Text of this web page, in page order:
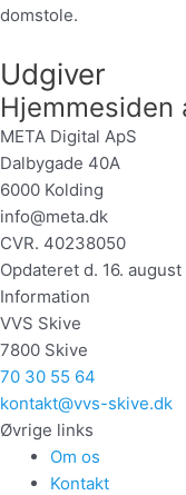
domstole.
Udgiver
META Digital ApS
Dalbygade 40A
6000 Kolding
info@meta.dk
CVR. 40238050
Opdateret d. 16.
Information
VVS Skive
7800 Skive
70 30 55 64
kontakt@vvs-skive.dk
Øvrige links
Om os
Kontakt